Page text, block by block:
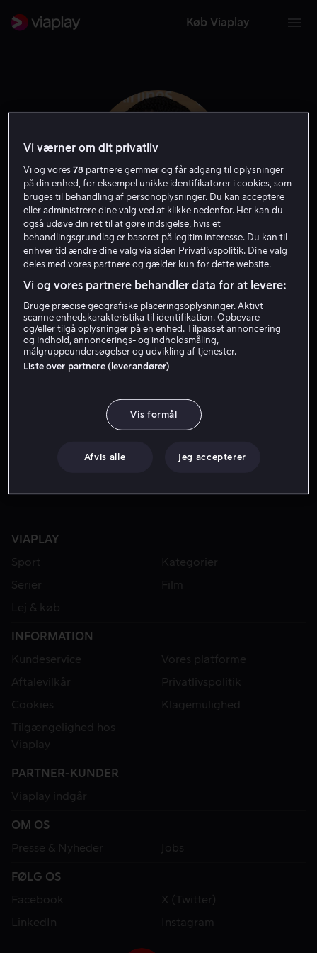
Køb Viaplay
Melina Matsoukas
Producer Instruktør
VIAPLAY
Sport
Kategorier
Serier
Film
Lej & køb
INFORMATION
Kundeservice
Vores platforme
Aftalevilkår
Privatlivspolitik
Cookies
Klagemulighed
Tilgængelighed hos
Viaplay
PARTNER-KUNDER
Viaplay indgår
OM OS
Presse & Nyheder
Jobs
FØLG OS
Facebook
X (Twitter)
LinkedIn
Instagram
Vi værner om dit privatliv
Vi og vores78 partnere gemmer og får adgang til oplysninger
på din enhed, for eksempel unikke identifikatorer i cookies, som
bruges til behandling af personoplysninger. Du kan acceptere
eller administrere dine valg ved at klikke nedenfor. Her kan du
også udøve din ret til at gøre indsigelse, hvis et
behandlingsgrundlag er baseret på legitim interesse. Du kan til
enhver tid ændre dine valg via siden Privatlivspolitik. Dine valg
deles med vores partnere og gælder kun for dette website.
Vi og vores partnere behandler data for at levere:
Bruge præcise geografiske placeringsoplysninger. Aktivt
scanne enhedskarakteristika til identifikation. Opbevare
og/eller tilgå oplysninger på en enhed. Tilpasset annoncering
og indhold, annoncerings- og indholdsmåling,
målgruppeundersøgelser og udvikling af tjenester.
Liste over partnere (leverandører)
Vis formål
Afvis alle Jeg accepterer